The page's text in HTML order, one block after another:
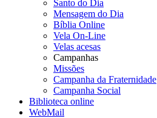
Santo do Dia
Mensagem do Dia
Bíblia Online
Vela On-Line
Velas acesas
Campanhas
Missões
Campanha da Fraternidade
Campanha Social
Biblioteca online
WebMail